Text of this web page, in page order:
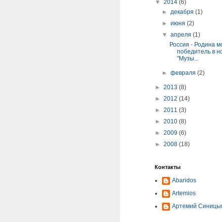
▼ 2014 (6)
►декабря(1)
►июня(2)
▼апреля(1)
Россия - Родина
победитель в
"Музы...
►февраля(2)
► 2013 (8)
► 2012 (14)
► 2011 (3)
► 2010 (8)
► 2009 (6)
► 2008 (18)
Контакты
Abaridos
Artemios
Артемий